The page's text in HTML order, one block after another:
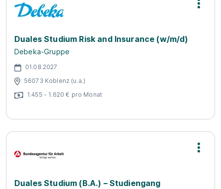
Duales Studium Risk and Insurance (w/m/d)
Debeka-Gruppe
01.08.2027
56073 Koblenz (u.a.)
1.455 - 1.620 € pro Monat
Duales Studium (B.A.) – Studiengang